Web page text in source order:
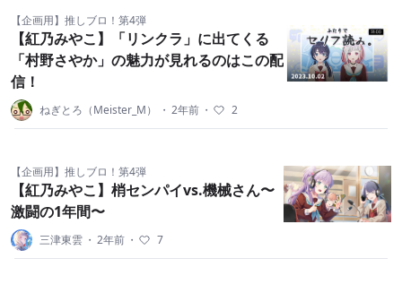
【企画用】推しブロ！第4弾
【紅乃みやこ】「リンクラ」に出てくる
「村野さやか」の魅力が見れるのはこの配
信！
ねぎとろ（Meister_M） ・ 2年前 ・ 2
【企画用】推しブロ！第4弾
【紅乃みやこ】梢センパイvs.機械さん〜
激闘の1年間〜
三津東雲 ・ 2年前 ・ 7